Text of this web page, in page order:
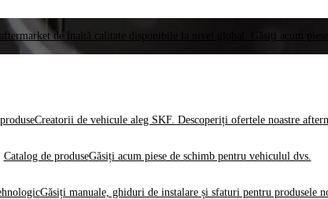
de înaltă calitate disponibile la nivel global. Găsiți acum
Creatorii de vehicule aleg SKF. Descoperiți ofertele noastre
Catalog de produseGăsiți acum piese de schimb pentru vehiculul dvs.
Găsiți manuale, ghiduri de instalare și sfaturi pentru produsele